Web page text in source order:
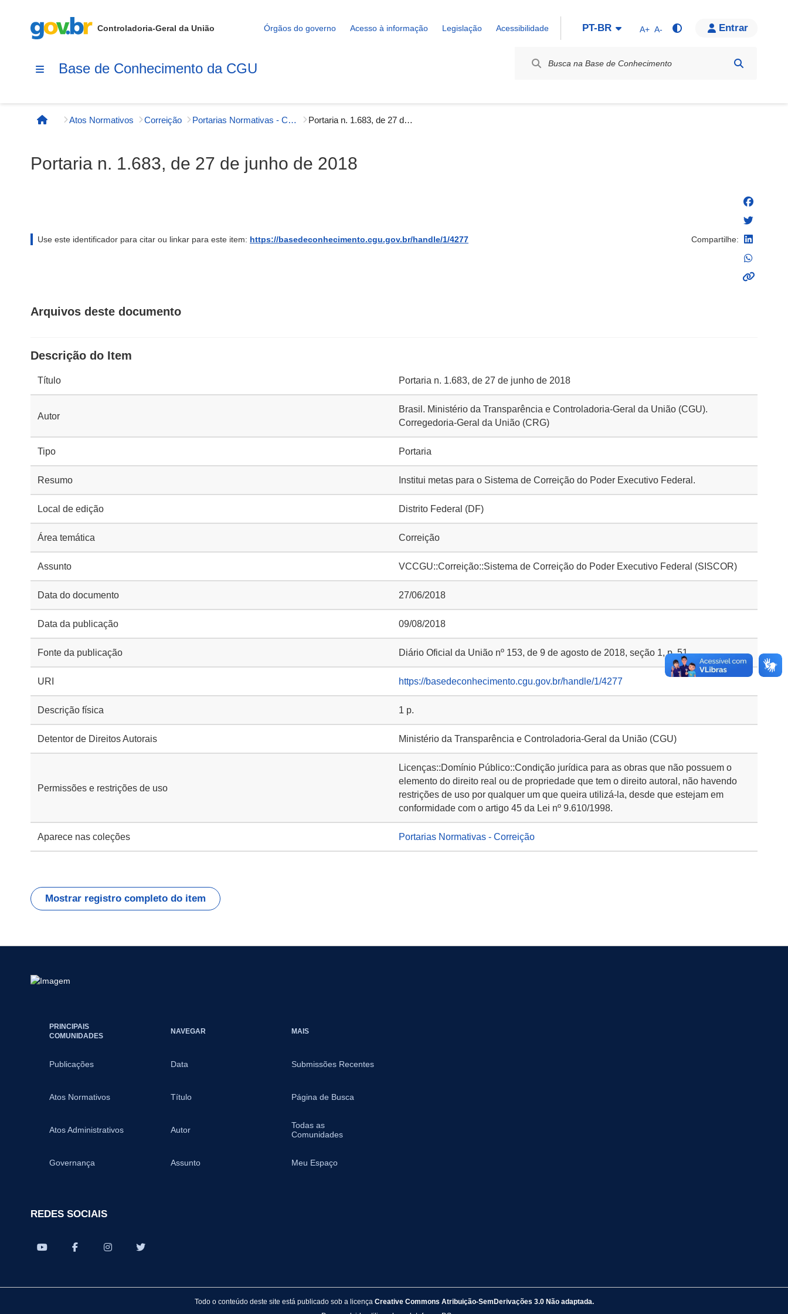
Controladoria-Geral da União Órgãos do governo Acesso à informação Legislação Acessibilidade PT-BR A+ A- Entrar
Base de Conhecimento da CGU
Página inicial
Atos Normativos Correição Portarias Normativas - Correição Portaria n. 1.683, de 27 de junho de 2018
Portaria n. 1.683, de 27 de junho de 2018
Use este identificador para citar ou linkar para este item: https://basedeconhecimento.cgu.gov.br/handle/1/4277 Compartilhe:
Arquivos deste documento
Descrição do Item
Título Portaria n. 1.683, de 27 de junho de 2018
Autor
Brasil. Ministério da Transparência e Controladoria-Geral da União (CGU).
Corregedoria-Geral da União (CRG)
Tipo Portaria
Resumo Institui metas para o Sistema de Correição do Poder Executivo Federal.
Local de edição Distrito Federal (DF)
Área temática Correição
Assunto VCCGU::Correição::Sistema de Correição do Poder Executivo Federal (SISCOR)
Data do documento 27/06/2018
Data da publicação 09/08/2018
Fonte da publicação Diário Oficial da União nº 153, de 9 de agosto de 2018, seção 1, p. 51
URI https://basedeconhecimento.cgu.gov.br/handle/1/4277
Descrição física 1 p.
Detentor de Direitos Autorais Ministério da Transparência e Controladoria-Geral da União (CGU)
Permissões e restrições de uso
Licenças::Domínio Público::Condição jurídica para as obras que não possuem o
elemento do direito real ou de propriedade que tem o direito autoral, não havendo
restrições de uso por qualquer um que queira utilizá-la, desde que estejam em
conformidade com o artigo 45 da Lei nº 9.610/1998.
Aparece nas coleções Portarias Normativas - Correição
Mostrar registro completo do item
PRINCIPAIS
COMUNIDADES
Publicações
Atos Normativos
Atos Administrativos
Governança
NAVEGAR
Data
Título
Autor
Assunto
MAIS
Submissões Recentes
Página de Busca
Todas as
Comunidades
Meu Espaço
REDES SOCIAIS
Todo o conteúdo deste site está publicado sob a licença Creative Commons Atribuição-SemDerivações 3.0 Não adaptada.